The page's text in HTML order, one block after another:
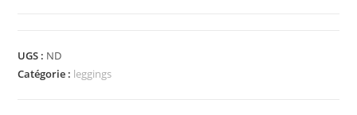
UGS : ND
Catégorie : leggings